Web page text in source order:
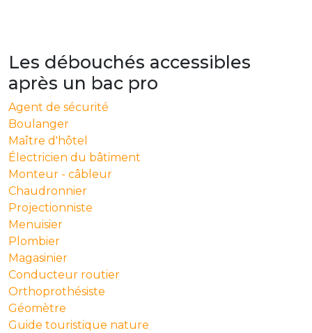
Les débouchés accessibles
après un bac pro
Agent de sécurité
Boulanger
Maître d'hôtel
Électricien du bâtiment
Monteur - câbleur
Chaudronnier
Projectionniste
Menuisier
Plombier
Magasinier
Conducteur routier
Orthoprothésiste
Géomètre
Guide touristique nature